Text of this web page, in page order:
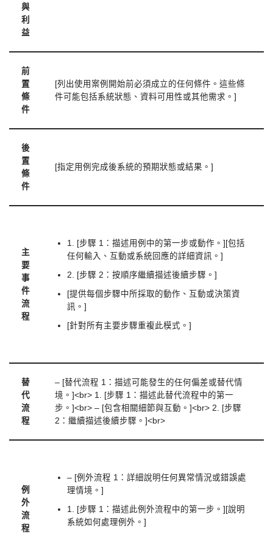
與
利
益
前
置
條
件
[列出使用案例開始前必須成立的任何條件。這些條
件可能包括系統狀態、資料可用性或其他需求。]
後
置
條
件
[指定用例完成後系統的預期狀態或結果。]
主
要
事
件
流
程
1. [步驟 1：描述用例中的第一步或動作。][包括
任何輸入、互動或系統回應的詳細資訊。]
2. [步驟 2：按順序繼續描述後續步驟。]
[提供每個步驟中所採取的動作、互動或決策資
訊。]
[針對所有主要步驟重複此模式。]
替
代
流
程
– [替代流程 1：描述可能發生的任何偏差或替代情
境。]<br> 1. [步驟 1：描述此替代流程中的第一
步。]<br> – [包含相關細節與互動。]<br> 2. [步驟
2：繼續描述後續步驟。]<br>
例
外
流
程
– [例外流程 1：詳細說明任何異常情況或錯誤處
理情境。]
1. [步驟 1：描述此例外流程中的第一步。][說明
系統如何處理例外。]